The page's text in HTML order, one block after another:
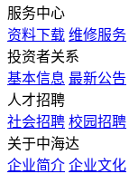
服务中心
资料下载 维修服务
投资者关系
基本信息 最新公告
人才招聘
社会招聘 校园招聘
关于中海达
企业简介 企业文化